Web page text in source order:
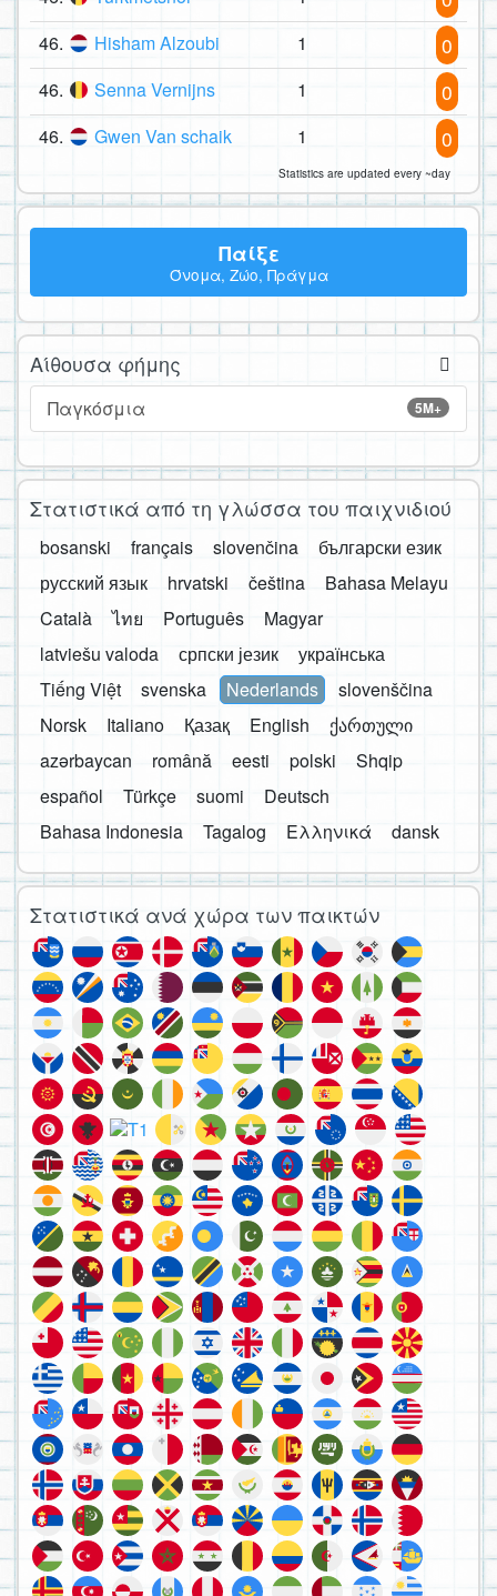
46. Hisham Alzoubi 1 0
46. Senna Vernijns 1 0
46. Gwen Van schaik 1 0
Statistics are updated every ~day
Παίξε
Όνομα, Ζώο, Πράγμα
Αίθουσα φήμης
5M+
Παγκόσμια
Στατιστικά από τη γλώσσα του παιχνιδιού
bosanski français slovenčina
български език
русский язык
hrvatski čeština
Bahasa Melayu
Català
ไทย Português
Magyar
latviešu valoda
српски језик
українська
Tiếng Việt
svenska Nederlands
slovenščina
Norsk
Italiano Қазақ English
ქართული
azərbaycan
română eesti polski
Shqip
español
Türkçe suomi
Deutsch
Bahasa Indonesia
Tagalog Ελληνικά dansk
Στατιστικά ανά χώρα των παικτών